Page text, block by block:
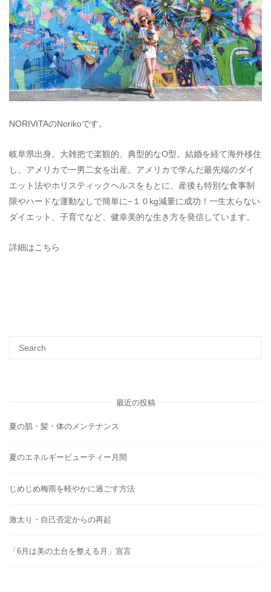
NORIVITAのNorikoです。
岐阜県出身。大雑把で楽観的、典型的なO型。結婚を経て海外移住
し、アメリカで一男二女を出産。アメリカで学んだ最先端のダイ
エット法やホリスティックヘルスをもとに、産後も特別な食事制
限やハードな運動なしで簡単に−１０kg減量に成功！一生太らない
ダイエット、子育てなど、健幸美的な生き方を発信しています。
詳細はこちら
最近の投稿
夏の肌・髪・体のメンテナンス
夏のエネルギービューティー月間
じめじめ梅雨を軽やかに過ごす方法
激太り・自己否定からの再起
「6月は美の土台を整える月」宣言